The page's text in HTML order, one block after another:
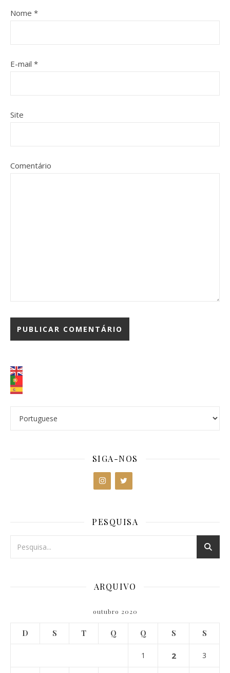
Nome *
E-mail *
Site
Comentário
SIGA-NOS
PESQUISA
ARQUIVO
outubro 2020
D S T Q Q S S
1 2 3